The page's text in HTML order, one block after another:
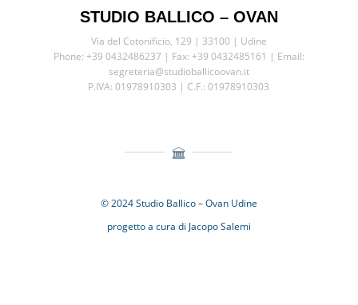
STUDIO BALLICO – OVAN
Via del Cotonificio, 129 | 33100 | Udine
Phone: +39 0432486237 | Fax: +39 0432485161 | Email:
segreteria@studioballicoovan.it
P.IVA: 01978910303 | C.F.: 01978910303
© 2024 Studio Ballico – Ovan Udine
progetto a cura di Jacopo Salemi